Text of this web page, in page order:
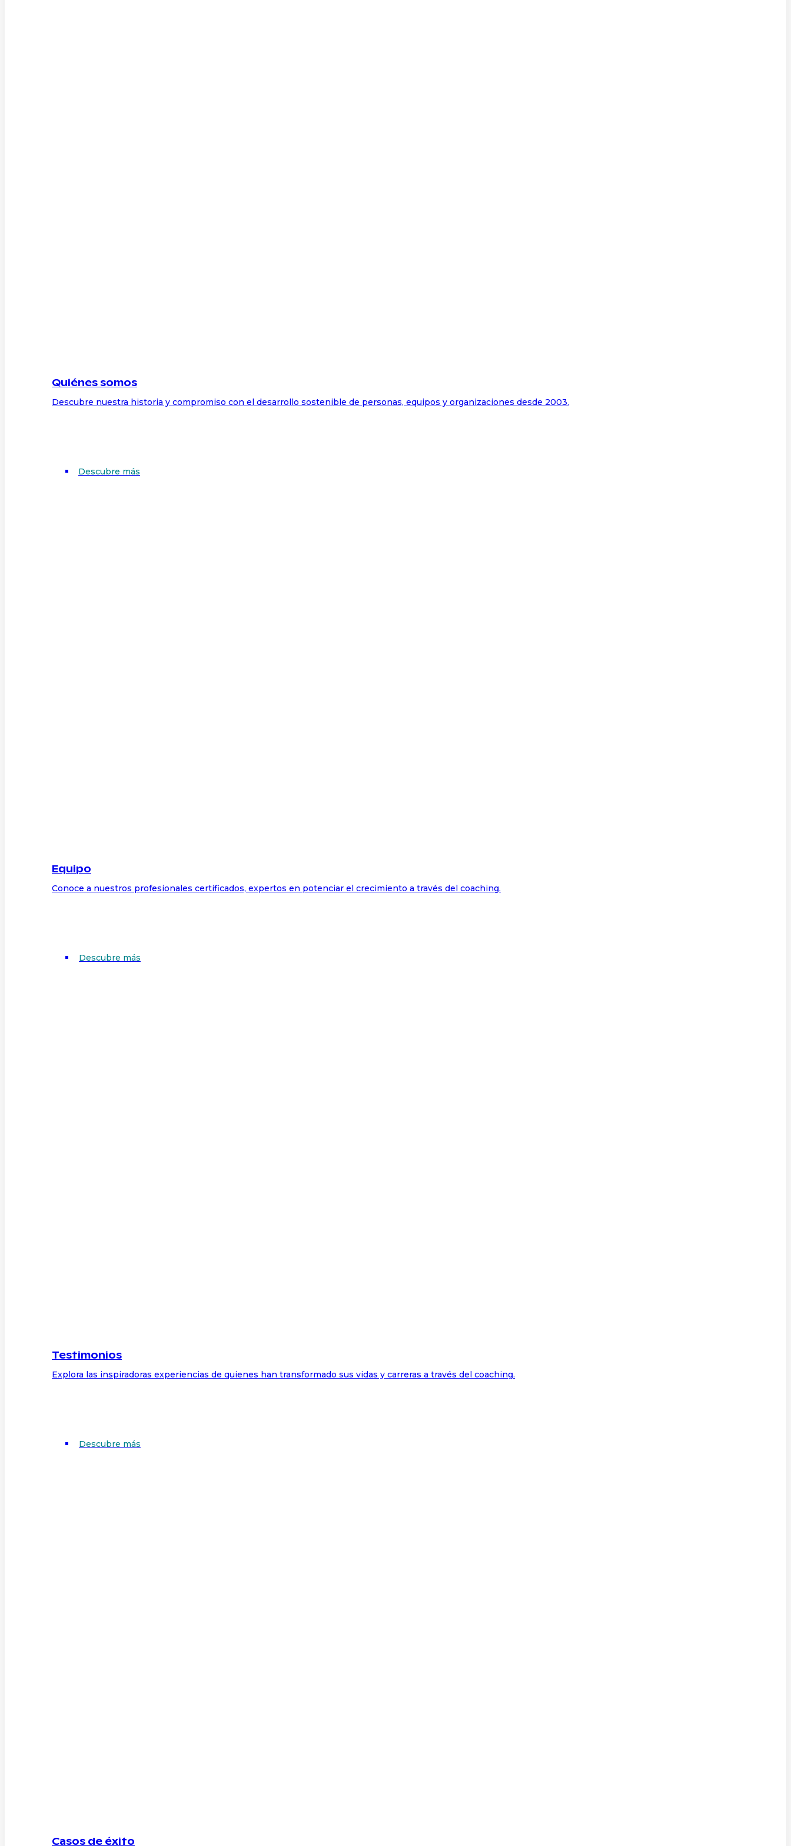
Quiénes somos
Descubre nuestra historia y compromiso con el desarrollo sostenible de personas, equipos y organizaciones desde 2003.
Descubre más
Equipo
Conoce a nuestros profesionales certificados, expertos en potenciar el crecimiento a través del coaching.
Descubre más
Testimonios
Explora las inspiradoras experiencias de quienes han transformado sus vidas y carreras a través del coaching.
Descubre más
Casos de éxito